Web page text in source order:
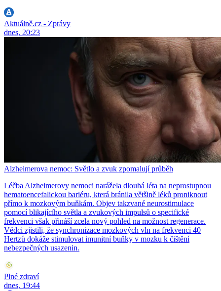
Aktuálně.cz - Zprávy
dnes, 20:23
Alzheimerova nemoc: Světlo a zvuk zpomalují průběh
Léčba Alzheimerovy nemoci narážela dlouhá léta na neprostupnou
hematoencefalickou bariéru, která bránila většině léků proniknout
přímo k mozkovým buňkám. Objev takzvané neurostimulace
pomocí blikajícího světla a zvukových impulsů o specifické
frekvenci však přináší zcela nový pohled na možnost regenerace.
Vědci zjistili, že synchronizace mozkových vln na frekvenci 40
Hertzů dokáže stimulovat imunitní buňky v mozku k čištění
nebezpečných usazenin.
Plné zdraví
dnes, 19:44